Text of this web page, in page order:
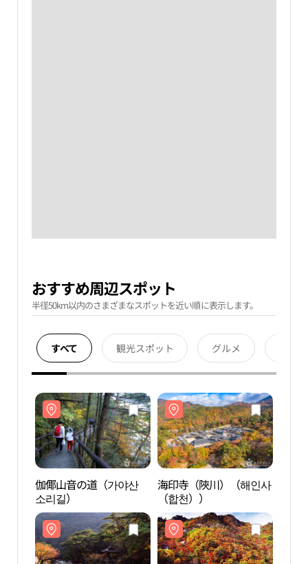
おすすめ周辺スポット
半径50km以内のさまざまなスポットを近い順に表示します。
すべて 観光スポット グルメ
伽倻山音の道（가야산
소리길）
海印寺（陜川）（해인사
（합천））